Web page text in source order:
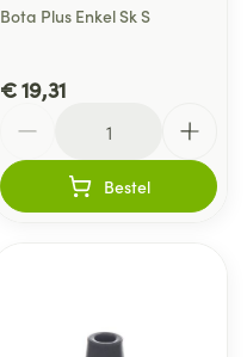
Bota Plus Enkel Sk S
€ 19,31
Bestel